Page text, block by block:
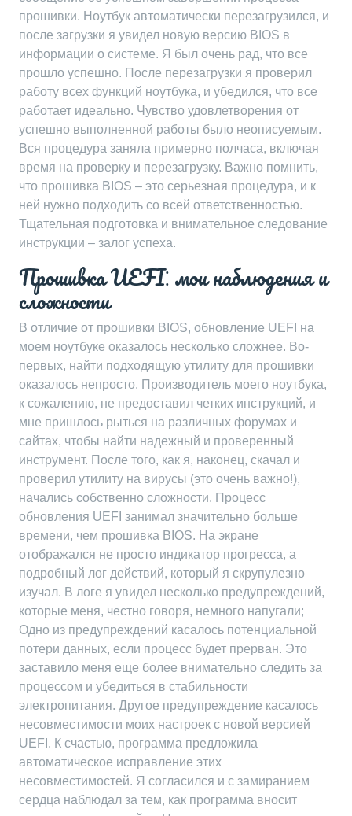
прошивки. Ноутбук автоматически перезагрузился, и
после загрузки я увидел новую версию BIOS в
информации о системе. Я был очень рад, что все
прошло успешно. После перезагрузки я проверил
работу всех функций ноутбука, и убедился, что все
работает идеально. Чувство удовлетворения от
успешно выполненной работы было неописуемым.
Вся процедура заняла примерно полчаса, включая
время на проверку и перезагрузку. Важно помнить,
что прошивка BIOS – это серьезная процедура, и к
ней нужно подходить со всей ответственностью.
Тщательная подготовка и внимательное следование
инструкции – залог успеха.
Прошивка UEFI⁚ мои наблюдения и
сложности
В отличие от прошивки BIOS, обновление UEFI на
моем ноутбуке оказалось несколько сложнее. Во-
первых, найти подходящую утилиту для прошивки
оказалось непросто. Производитель моего ноутбука,
к сожалению, не предоставил четких инструкций, и
мне пришлось рыться на различных форумах и
сайтах, чтобы найти надежный и проверенный
инструмент. После того, как я, наконец, скачал и
проверил утилиту на вирусы (это очень важно!),
начались собственно сложности. Процесс
обновления UEFI занимал значительно больше
времени, чем прошивка BIOS. На экране
отображался не просто индикатор прогресса, а
подробный лог действий, который я скрупулезно
изучал. В логе я увидел несколько предупреждений,
которые меня, честно говоря, немного напугали;
Одно из предупреждений касалось потенциальной
потери данных, если процесс будет прерван. Это
заставило меня еще более внимательно следить за
процессом и убедиться в стабильности
электропитания. Другое предупреждение касалось
несовместимости моих настроек с новой версией
UEFI. К счастью, программа предложила
автоматическое исправление этих
несовместимостей. Я согласился и с замиранием
сердца наблюдал за тем, как программа вносит